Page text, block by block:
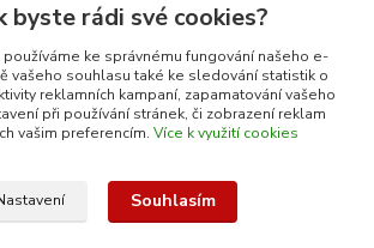
007 997
| 7:00 - 13:30 |
byste rádi své cookies?
ke správnému fungování našeho e-
vašeho souhlasu také ke sledování statistik o
reklamních kampaní, zapamatování vašeho
při používání stránek, či zobrazení reklam
vašim preferencím. Více k využití cookies
Souhlasím